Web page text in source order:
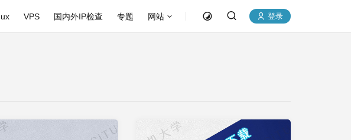
VPS 国内外IP检查 专题 网站 登录